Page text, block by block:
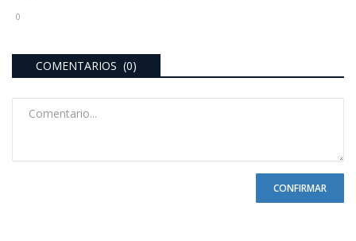
0
COMENTARIOS (0)
CONFIRMAR